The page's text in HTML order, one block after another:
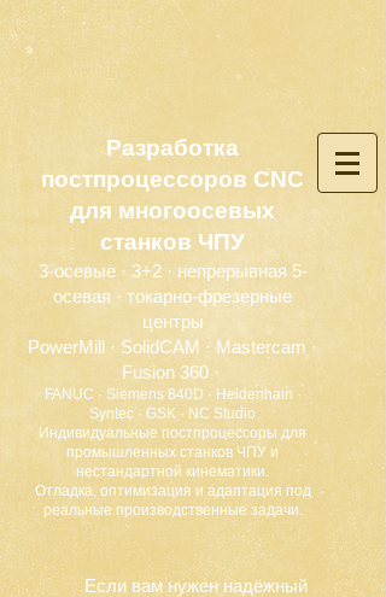
Разработка
постпроцессоров CNC
для многоосевых
станков ЧПУ
3-осевые · 3+2 · непрерывная 5-
осевая · токарно-фрезерные
центры
PowerMill · SolidCAM · Mastercam ·
Fusion 360 ·
FANUC · Siemens 840D · Heidenhain ·
Syntec · GSK · NC Studio
Индивидуальные постпроцессоры для
промышленных станков ЧПУ и
нестандартной кинематики.
Отладка, оптимизация и адаптация под
реальные производственные задачи.
Если вам нужен надёжный